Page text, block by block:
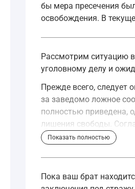
бы мера пресечения
освобождения. В
Рассмотрим ситуацию
уголовному делу и
Прежде всего, следует
за заведомо ложное
полностью приведена,
лишения свободы.
Показать полностью
Пока ваш брат